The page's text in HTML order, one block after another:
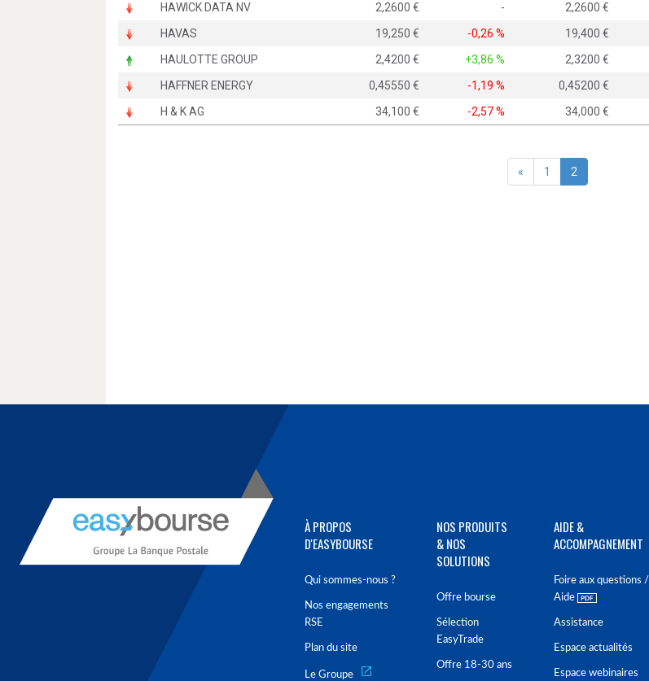
HAWICK DATA NV
2,2600 - 2,2600
HAVAS
19,250 -0,26 % 19,400
HAULOTTE GROUP
2,4200 +3,86 % 2,3200
HAFFNER ENERGY
0,45550 -1,19 % 0,45200
H & K AG
34,100 -2,57 % 34,000
« 1 2
À PROPOS
D'EASYBOURSE
Qui sommes-nous ?
Nos engagements
RSE
Plan du site
Le Groupe
NOS PRODUITS
& NOS
SOLUTIONS
Offre bourse
Sélection
EasyTrade
Offre 18-30 ans
AIDE &
ACCOMPAGNEMENT
Foire aux questions /
Aide
Assistance
Espace actualités
Espace webinaires